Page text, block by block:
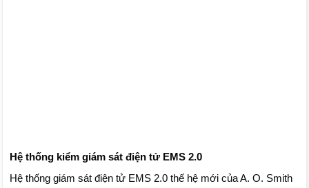
Hệ thống kiểm giám sát điện tử EMS 2.0
Hệ thống giám sát điện tử EMS 2.0 thế hệ mới của A. O. Smith